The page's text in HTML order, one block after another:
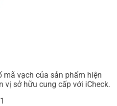
vạch của sản phẩm hiện
vị sở hữu cung cấp với iCheck.